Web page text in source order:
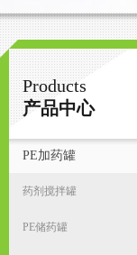
宁波君益塑业有限公司
Products
产品中心
PE加药罐
药剂搅拌罐
PE储药罐